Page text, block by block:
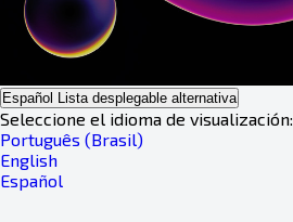
Español Lista desplegable alternativa
Seleccione el idioma de visualización:
Português (Brasil)
English
Español